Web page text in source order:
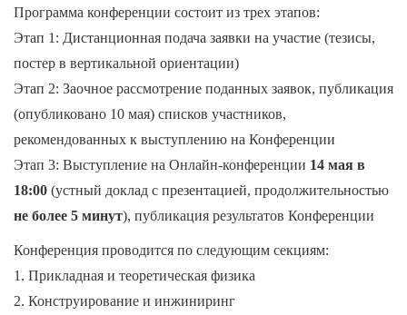
Программа конференции состоит из трех этапов:
Этап 1: Дистанционная подача заявки на участие (тезисы,
постер в вертикальной ориентации)
Этап 2: Заочное рассмотрение поданных заявок, публикация
(опубликовано 10 мая) списков участников,
рекомендованных к выступлению на Конференции
Этап 3: Выступление на Онлайн-конференции 14 мая в
18:00 (устный доклад с презентацией, продолжительностью
не более 5 минут), публикация результатов Конференции
Конференция проводится по следующим секциям:
1. Прикладная и теоретическая физика
2. Конструирование и инжиниринг